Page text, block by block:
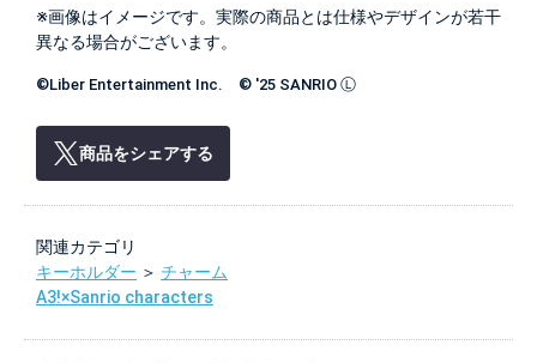
※画像はイメージです。実際の商品とは仕様やデザインが若干
異なる場合がございます。
©Liber Entertainment Inc. © '25 SANRIO Ⓛ
商品をシェアする
関連カテゴリ
キーホルダー ＞ チャーム
A3!×Sanrio characters